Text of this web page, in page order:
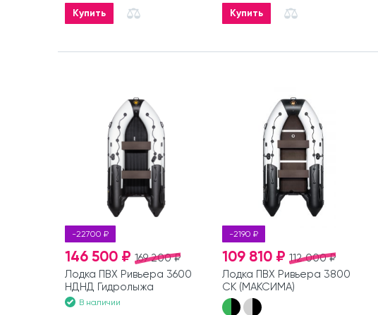
Купить Купить
-22700 ₽
169 200 ₽
146 500 ₽
Лодка ПВХ Ривьера 3600
НДНД Гидролыжа
В наличии
-2190 ₽
112 000 ₽
109 810 ₽
Лодка ПВХ Ривьера 3800
СК (МАКСИМА)